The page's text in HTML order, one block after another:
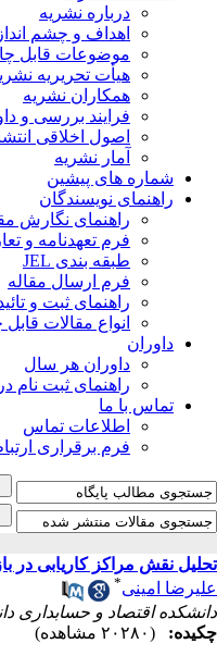
درباره نشریه
اهداف و چشم انداز
موضوعات قابل
هیأت تحریریه
همکاران نشریه
فرایند بررسی و
اصول اخلاقی
آمار نشریه
شماره های پیشین
راهنمای نویسندگان
راهنمای نگارش
فرم تعهدنامه و
طبقه بندی JEL
فرم ارسال مقاله
راهنمای ثبت و
انواع مقالات
داوران
داوران هر سال
راهنمای ثبت نام در Publons
تماس با ما
اطلاعات تماس
فرم برقراری
تحلیل نقش مراکز کاریابی در
علیرضا امینی*
دانشکده اقتصاد و حسابداری
چکیده:
(۲۰۲۸۰ مشاهده)